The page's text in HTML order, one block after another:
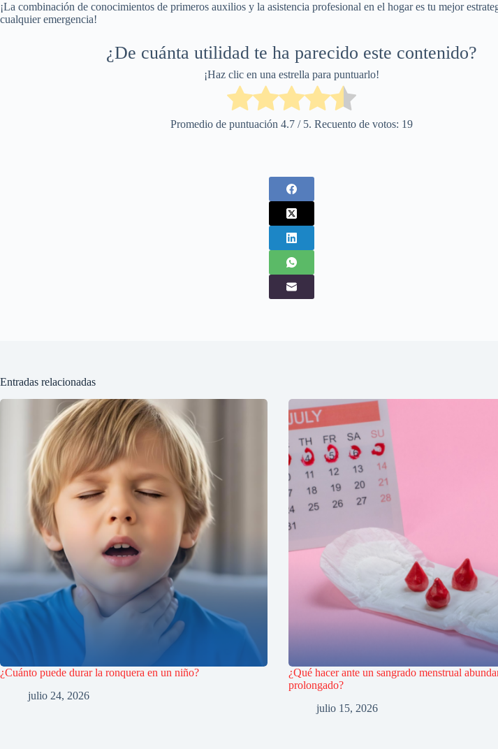
¡La combinación de conocimientos de primeros auxilios y la asistencia profesional en el hogar es tu mejor
cualquier emergencia!
¿De cuánta utilidad te ha parecido este contenido?
¡Haz clic en una estrella para puntuarlo!
Promedio de puntuación 4.7/ 5. Recuento de votos: 19
Entradas relacionadas
¿Cuánto puede durar la ronquera en un niño?
julio 24, 2026
¿Qué hacer ante un sangrado menstrual
prolongado?
julio 15, 2026